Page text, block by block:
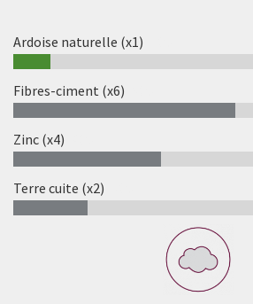
Ardoise naturelle (x1)
Fibres-ciment (x6)
Zinc (x4)
Terre cuite (x2)